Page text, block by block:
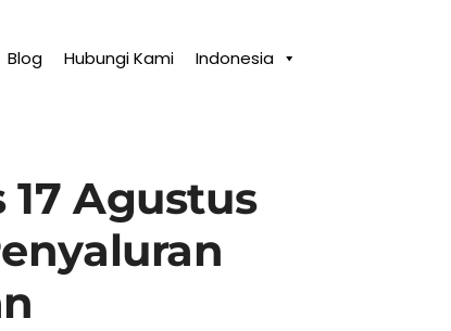
Blog Hubungi Kami Indonesia
Agustus